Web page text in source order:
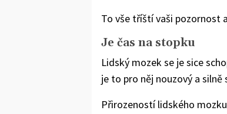
To vše tříští vaši pozornost
Je čas na stopku
Lidský mozek se je sice
je to pro něj nouzový a
Přirozeností lidského